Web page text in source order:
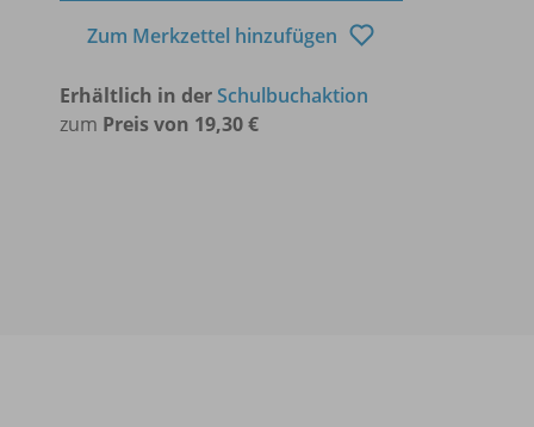
Zum Merkzettel hinzufügen
Erhältlich in derSchulbuchaktion
zum Preis von 19,30 €